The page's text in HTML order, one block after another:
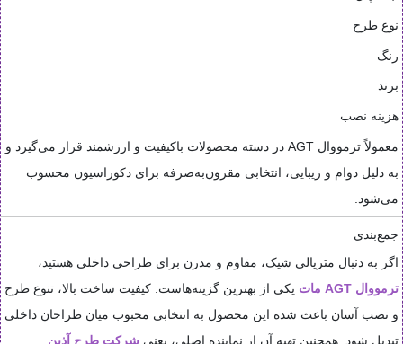
نوع طرح
رنگ
برند
هزینه نصب
معمولاً ترمووال AGT در دسته محصولات باکیفیت و ارزشمند قرار می‌گیرد و
به دلیل دوام و زیبایی، انتخابی مقرون‌به‌صرفه برای دکوراسیون محسوب
می‌شود.
جمع‌بندی
اگر به دنبال متریالی شیک، مقاوم و مدرن برای طراحی داخلی هستید،
ترمووال AGT مات
یکی از بهترین گزینه‌هاست. کیفیت ساخت بالا، تنوع طرح
و نصب آسان باعث شده این محصول به انتخابی محبوب میان طراحان داخلی
تبدیل شود. همچنین تهیه آن از نماینده اصلی، یعنی شرکت طرح آذین